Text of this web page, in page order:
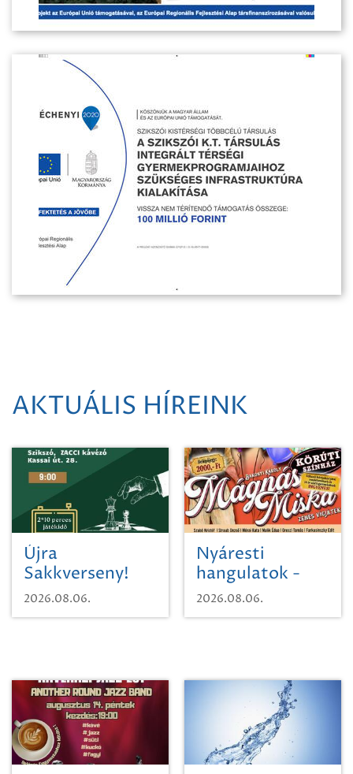
AKTUÁLIS HÍREINK
Újra
Sakkverseny!
2026.08.06.
Nyáresti
hangulatok -
Mágnás Miska
2026.08.06.